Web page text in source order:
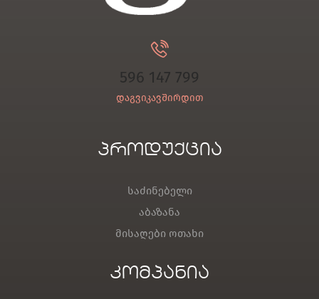
596 147 799
დაგვიკავშირდით
პროდუქცია
საძინებელი
აბაზანა
მისაღები ოთახი
კომპანია